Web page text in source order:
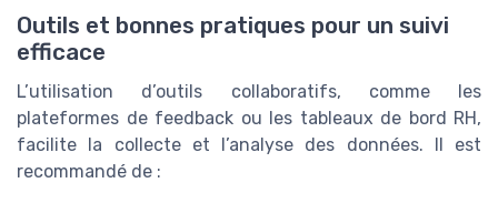
Outils et bonnes pratiques pour un suivi
efficace
L’utilisation d’outils collaboratifs, comme les
plateformes de feedback ou les tableaux de bord RH,
facilite la collecte et l’analyse des données. Il est
recommandé de :